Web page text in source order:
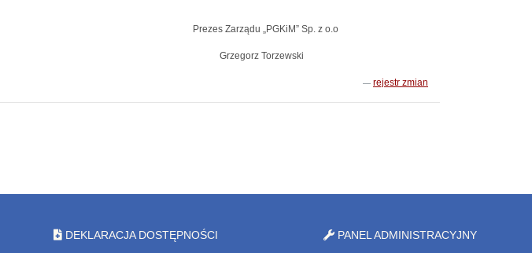
„PGKiM” Sp. z o.o
Torzewski
rejestr zmian
DEKLARACJA DOSTĘPNOŚCI PANEL ADMINISTRACYJNY